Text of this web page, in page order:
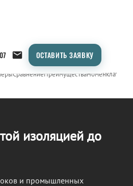
ОСТАВИТЬ ЗАЯВКУ
СравнениеПреимуществаНоменклатура
изоляцией до
и промышленных